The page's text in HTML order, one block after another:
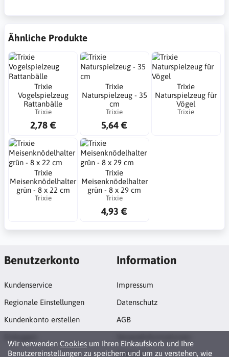
Ähnliche Produkte
Trixie
Vogelspielzeug
Rattanbälle
Trixie
2,78 €
Trixie
Naturspielzeug - 35
cm
Trixie
5,64 €
Trixie
Naturspielzeug für
Vögel
Trixie
Trixie
Meisenknödelhalter
grün - 8 x 22 cm
Trixie
Trixie
Meisenknödelhalter
grün - 8 x 29 cm
Trixie
4,93 €
Wir verwenden Cookies um Ihren Einkaufskorb und Ihre
Benutzereinstellungen zu speichern und um zu verstehen, wie
Benutzerkonto
Kundenservice
Regionale Einstellungen
Kundenkonto erstellen
Information
Impressum
Datenschutz
AGB
Widerruf